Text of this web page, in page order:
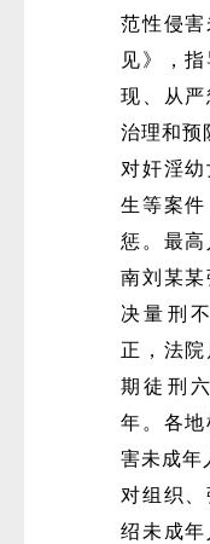
范性侵
见》，
现、从
治理和预
对奸淫
生等案
惩。最
南刘某某
决量刑
正，法
期徒刑
年。各
害未成年
对组织
绍未成